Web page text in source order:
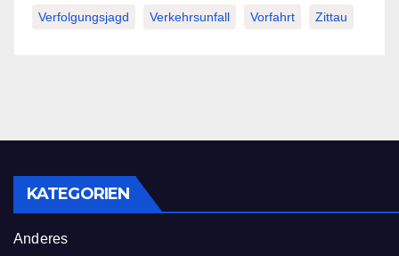
Verfolgungsjagd Verkehrsunfall Vorfahrt Zittau
KATEGORIEN
Anderes